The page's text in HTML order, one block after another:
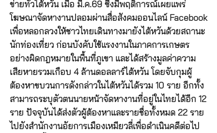
ข่ายทั่วไต้หวัน เมื่อ มี.ค.69 ซึ่งมีพฤติการณ์เผยแพร่
โฆษณาจัดหางานปลอมผ่านสื่อสังคมออนไลน์ Facebook
เพื่อหลอกลวงให้ชาวไทยเดินทางมายังไต้หวันด้วยสถานะ
นักท่องเที่ยว ก่อนบังคับใช้แรงงานในภาคการเกษตร
อย่างผิดกฎหมายในพื้นที่ภูเขา และได้สร้างมูลค่าความ
เสียหายรวมเกือบ 4 ล้านดอลลาร์ไต้หวัน โดยจับกุมผู้
ต้องหาขบวนการดังกล่าวในไต้หวันได้รวม 10 ราย อีกทั้ง
สามารถระบุตัวตนนายหน้าจัดหางานที่อยู่ในไทยได้อีก 12
ราย ปัจจุบันได้ส่งตัวผู้ต้องหาและรายชื่อทั้งหมด 22 ราย
ไปยังสำนักงานอัยการเมืองเหมียวลี่เพื่อดำเนินคดีต่อไป